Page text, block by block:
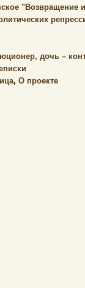
"Возвращение
дочь –
, О проекте